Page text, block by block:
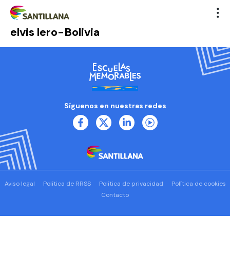
elvis lero-Bolivia
Síguenos en nuestras redes
Aviso legal Política de RRSS Política de privacidad
Política de cookies
Contacto